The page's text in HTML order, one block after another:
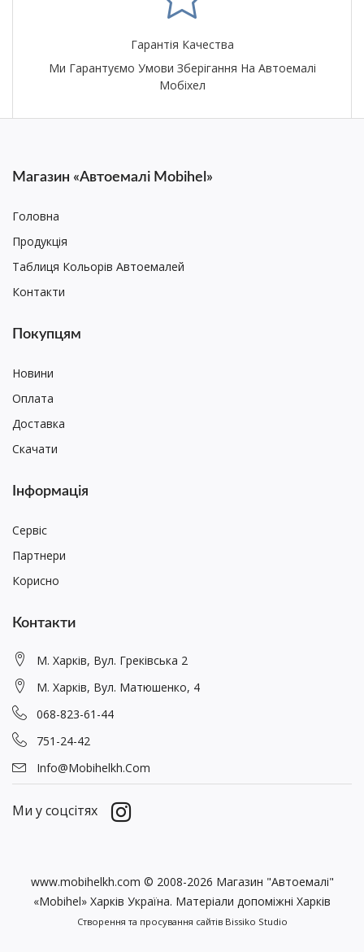
Гарантія Качества
Ми Гарантуємо Умови Зберігання На Автоемалі
Мобіхел
Магазин «Автоемалі Mobihel»
Головна
Продукція
Таблиця Кольорів Автоемалей
Контакти
Покупцям
Новини
Оплата
Доставка
Скачати
Інформація
Сервіс
Партнери
Корисно
Контакти
М. Харків, Вул. Греківська 2
М. Харків, Вул. Матюшенко, 4
068-823-61-44
751-24-42
Info@mobihelkh.com
Ми у соцсітях
www.mobihelkh.com © 2008-2026 Магазин "Автоемалі"
«Mobihel» Харків Україна. Матеріали допоміжні Харків
Створення та просування сайтівBissiko Studio